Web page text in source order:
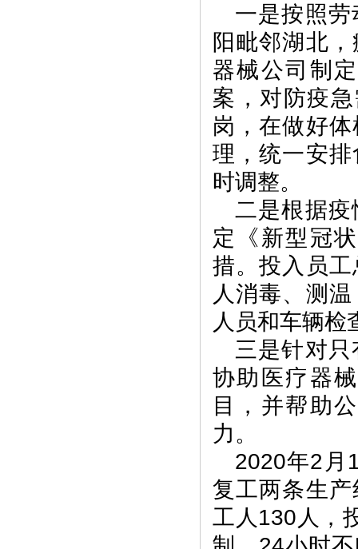
一是按照
阳毗邻湖北
器械公司制
案，对防疫
岗，在做好
理，统一安
时调整。
二是根据
定《新型冠
措。投入员
人消毒、测
人员和车辆检
三是针对
协助医疗器
目，并帮助
力。
2020年2月
复工两条生
工人130人，